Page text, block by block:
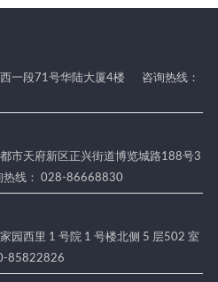
一段71号华陆大厦4楼
咨询热线：
市天府新区正兴街道博览城路188号3
热线： 028-86668830
园西里 1 号院 1 号楼北侧 5 层502 室
85822826